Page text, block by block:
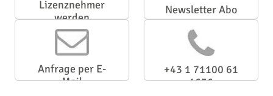
Lizenznehmer
werden
Newsletter Abo
Anfrage per E-
Mail
+43 1 71100 61
1656